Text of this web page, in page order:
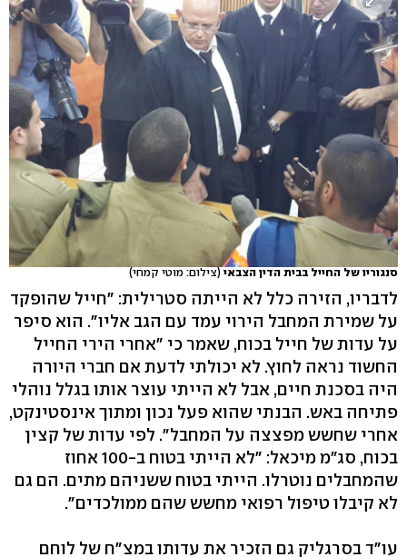
סנגוריו של החייל בבית הדין הצבאי (צילום: מוטי קמחי)
לדבריו, הזירה כלל לא הייתה סטרילית: "חייל שהופקד
על שמירת המחבל הירוי עמד עם הגב אליו". הוא סיפר
על עדות של חייל בכוח, שאמר כי "אחרי הירי החייל
החשוד נראה לחוץ. לא יכולתי לדעת אם חברי היורה
היה בסכנת חיים, אבל לא הייתי עוצר אותו בגלל נוהלי
פתיחה באש. הבנתי שהוא פעל נכון ומתוך אינסטינקט,
אחרי שחשש מפצצה על המחבל". לפי עדות של קצין
בכוח, סג"מ מיכאל: "לא הייתי בטוח ב-100 אחוז
שהמחבלים נוטרלו. הייתי בטוח ששניהם מתים. הם גם
לא קיבלו טיפול רפואי מחשש שהם ממולכדים".
עו"ד בסרגליק גם הזכיר את עדותו במצ"ח של לוחם